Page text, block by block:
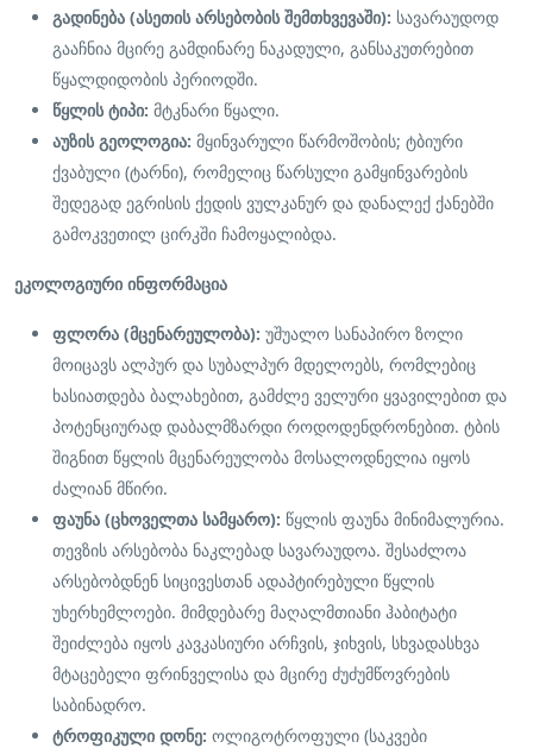
გადინება (ასეთის არსებობის შემთხვევაში): სავარაუდოდ
გააჩნია მცირე გამდინარე ნაკადული, განსაკუთრებით
წყალდიდობის პერიოდში.
წყლის ტიპი: მტკნარი წყალი.
აუზის გეოლოგია: მყინვარული წარმოშობის; ტბიური
ქვაბული (ტარნი), რომელიც წარსული გამყინვარების
შედეგად ეგრისის ქედის ვულკანურ და დანალექ ქანებში
გამოკვეთილ ცირკში ჩამოყალიბდა.
ეკოლოგიური ინფორმაცია
ფლორა (მცენარეულობა): უშუალო სანაპირო ზოლი
მოიცავს ალპურ და სუბალპურ მდელოებს, რომლებიც
ხასიათდება ბალახებით, გამძლე ველური ყვავილებით და
პოტენციურად დაბალმზარდი როდოდენდრონებით. ტბის
შიგნით წყლის მცენარეულობა მოსალოდნელია იყოს
ძალიან მწირი.
ფაუნა (ცხოველთა სამყარო): წყლის ფაუნა მინიმალურია.
თევზის არსებობა ნაკლებად სავარაუდოა. შესაძლოა
არსებობდნენ სიცივესთან ადაპტირებული წყლის
უხერხემლოები. მიმდებარე მაღალმთიანი ჰაბიტატი
შეიძლება იყოს კავკასიური არჩვის, ჯიხვის, სხვადასხვა
მტაცებელი ფრინველისა და მცირე ძუძუმწოვრების
საბინადრო.
ტროფიკული დონე: ოლიგოტროფული (საკვები